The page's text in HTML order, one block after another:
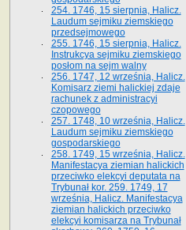
254. 1746, 15 sierpnia, Halicz.
Laudum sejmiku ziemskiego
przedsejmowego
255. 1746, 15 sierpnia, Halicz.
Instrukcya sejmiku ziemskiego
posłom na sejm walny
256. 1747, 12 września, Halicz.
Komisarz ziemi halickiej zdaje
rachunek z administracyi
czopowego
257. 1748, 10 września, Halicz.
Laudum sejmiku ziemskiego
gospodarskiego
258. 1749, 15 września, Halicz.
Manifestacya ziemian halickich
przeciwko elekcyi deputata na
Trybunał kor. 259. 1749, 17
września, Halicz. Manifestacya
ziemian halickich przeciwko
elekcyi komisarza na Trybunał